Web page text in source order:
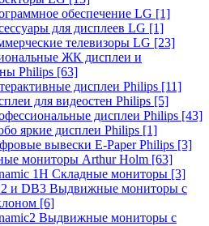
обеспечение LG [1]
для дисплеев LG [1]
телевизоры LG [23]
ЖК дисплеи и
Philips [63]
дисплеи Philips [11]
для видеостен Philips [5]
дисплеи Philips [43]
яркие дисплеи Philips [1]
вывески E-Paper Philips [3]
мониторы Arthur Holm [63]
1Н Складные мониторы [3]
и DB3 Выдвижные мониторы с
[6]
Выдвижные мониторы с